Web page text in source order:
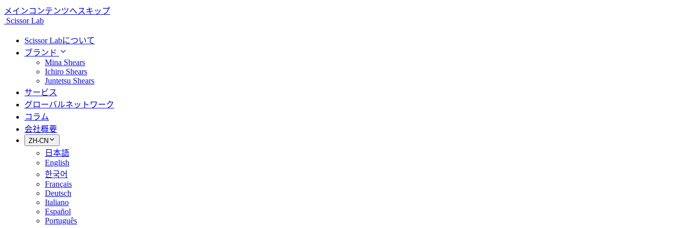
メインコンテンツへスキップ
Scissor Lab
Scissor Labについて
ブランド
Mina Shears
Ichiro Shears
Juntetsu Shears
サービス
グローバルネットワーク
コラム
会社概要
ZH-CN
日本語
English
한국어
Français
Deutsch
Italiano
Español
Português